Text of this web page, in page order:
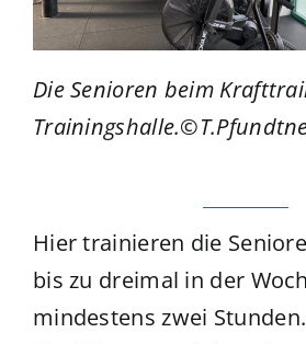
Die Senioren beim
Hier trainieren die
bis zu dreimal in der
mindestens zwei